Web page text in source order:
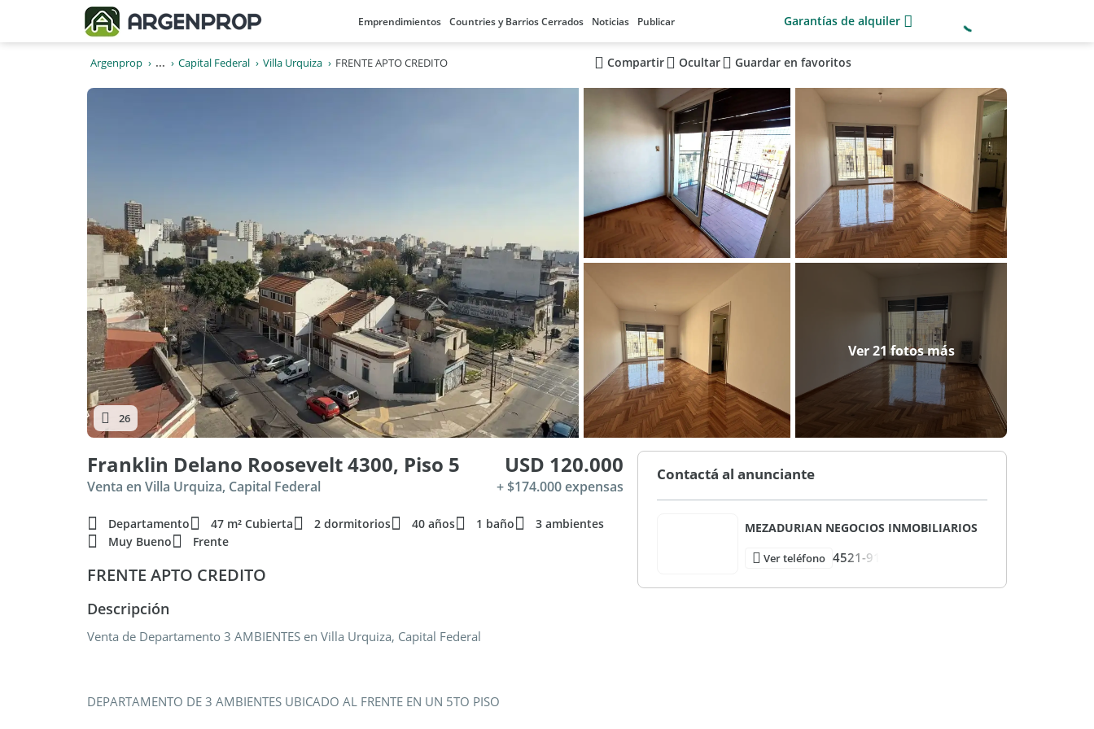
Emprendimientos Countries y Barrios Cerrados Noticias Publicar Garantías de alquiler
Argenprop ... Capital Federal Villa Urquiza FRENTE APTO CREDITO Compartir Ocultar Guardar en favoritos
Ver 21 fotos más
26
Franklin Delano Roosevelt 4300, Piso 5 USD 120.000
Venta en Villa Urquiza, Capital Federal + $174.000 expensas
Departamento 47 m² Cubierta 2 dormitorios 40 años 1 baño
3 ambientes
Muy Bueno
Frente
FRENTE APTO CREDITO
Descripción
Venta de Departamento 3 AMBIENTES en Villa Urquiza, Capital Federal
DEPARTAMENTO DE 3 AMBIENTES UBICADO AL FRENTE EN UN 5TO PISO
Contactá al anunciante
MEZADURIAN NEGOCIOS INMOBILIARIOS
Ver teléfono 4521-91